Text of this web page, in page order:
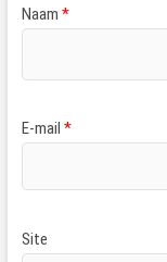
Naam *
E-mail *
Site